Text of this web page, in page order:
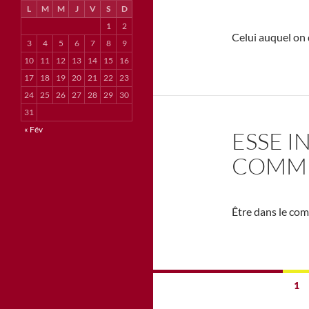
Celui auquel
ESSE
Être dans le
1
L M M J V S
D
1
2
3
4 5 6 7 8
9
10
11 12 13 14 15
16
17
18 19 20 21 22 23
24 25 26 27 28 29
30
31
« Fév